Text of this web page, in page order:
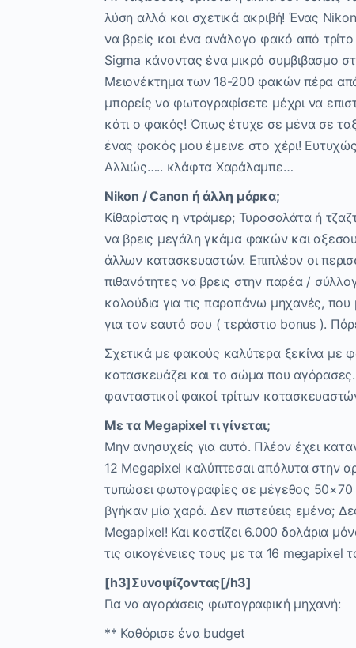
λύση αλλά και σχετικά ακριβή! Ένας
να βρείς και ένα ανάλογο φακό από
Sigma κάνοντας ένα μικρό συμβιβασμο
Μειονέκτημα των 18-200 φακών πέρα
μπορείς να φωτογραφίσετε μέχρι να
κάτι ο φακός! Όπως έτυχε σε μένα σε
ένας φακός μου έμεινε στο χέρι!
Αλλιώς….. κλάφτα Χαράλαμπε…
Nikon / Canon ή άλλη μάρκα;
Κίθαρίστας η ντράμερ; Τυροσαλάτα ή
να βρεις μεγάλη γκάμα φακών και
άλλων κατασκευαστών. Επιπλέον οι
πιθανότητες να βρεις στην παρέα /
καλούδια για τις παραπάνω μηχανές, που
για τον εαυτό σου ( τεράστιο bonus ).
Σχετικά με φακούς καλύτερα ξεκίνα με
κατασκευάζει και το σώμα που
φανταστικοί φακοί τρίτων
Με τα Megapixel τι γίνεται;
Μην ανησυχείς για αυτό. Πλέον έχει
12 Megapixel καλύπτεσαι απόλυτα στην
τυπώσει φωτογραφίες σε μέγεθος
βγήκαν μία χαρά. Δεν πιστεύεις εμένα;
Megapixel! Και κοστίζει 6.000 δολάρια
τις οικογένειες τους με τα 16 megapixel
[h3]Συνοψίζοντας[/h3]
Για να αγοράσεις φωτογραφική μηχανή:
** Καθόρισε ένα budget